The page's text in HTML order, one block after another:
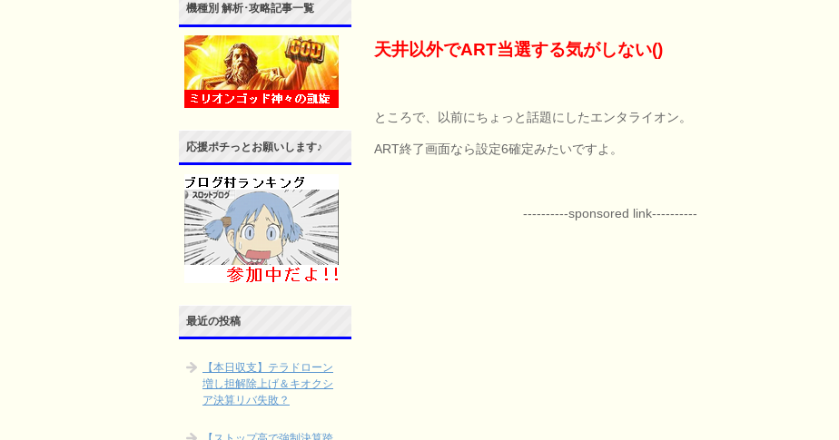
天井以外でART当選する気がしない()
ところで、以前にちょっと話題にしたエンタライオン。
ART終了画面なら設定6確定みたいですよ。
----------sponsored link----------
機種別 解析･攻略記事一覧
応援ポチっとお願いします♪
最近の投稿
【本日収支】テラドローン
増し担解除上げ＆キオクシ
ア決算リバ失敗？